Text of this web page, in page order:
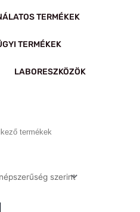
TERMÉKEK
TERMÉKEK
LABORESZKÖZÖK
termékek